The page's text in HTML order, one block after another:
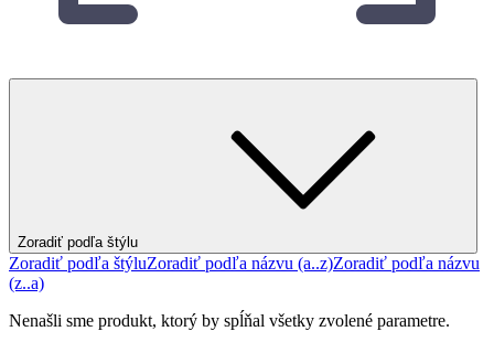
Zoradiť podľa štýlu
Zoradiť podľa štýluZoradiť podľa názvu (a..z)Zoradiť podľa názvu
(z..a)
Nenašli sme produkt, ktorý by spĺňal všetky zvolené parametre.